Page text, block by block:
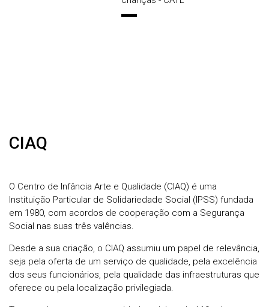
CIAQ
O Centro de Infância Arte e Qualidade (CIAQ) é uma
Instituição Particular de Solidariedade Social (IPSS) fundada
em 1980, com acordos de cooperação com a Segurança
Social nas suas três valências.
Desde a sua criação, o CIAQ assumiu um papel de relevância,
seja pela oferta de um serviço de qualidade, pela excelência
dos seus funcionários, pela qualidade das infraestruturas que
oferece ou pela localização privilegiada.